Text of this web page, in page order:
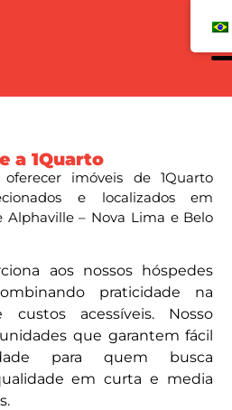
a 1Quarto
imóveis de 1Quarto
e localizados em
Alphaville – Nova Lima e Belo
aos nossos hóspedes
praticidade na
custos acessíveis. Nosso
que garantem fácil
para quem busca
em curta e media